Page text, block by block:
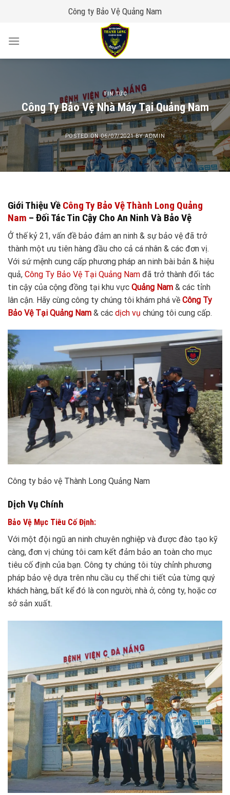
Công ty Bảo Vệ Quảng Nam
TIN TỨC
Công Ty Bảo Vệ Nhà Máy Tại Quảng Nam
POSTED ON06/07/2021BYADMIN
Giới Thiệu Về Công Ty Bảo Vệ Thành Long Quảng
Nam – Đối Tác Tin Cậy Cho An Ninh Và Bảo Vệ
Ở thế kỷ 21, vấn đề bảo đảm an ninh & sự bảo vệ đã trở
thành một ưu tiên hàng đầu cho cả cá nhân & các đơn vị.
Với sứ mệnh cung cấp phương pháp an ninh bài bản & hiệu
quả, Công Ty Bảo Vệ Tại Quảng Nam đã trở thành đối tác
tin cậy của cộng đồng tại khu vực Quảng Nam & các tỉnh
lân cận. Hãy cùng công ty chúng tôi khám phá về Công Ty
Bảo Vệ Tại Quảng Nam & các dịch vụ chúng tôi cung cấp.
Công ty bảo vệ Thành Long Quảng Nam
Dịch Vụ Chính
Bảo Vệ Mục Tiêu Cố Định:
Với một đội ngũ an ninh chuyên nghiệp và được đào tạo kỹ
càng, đơn vị chúng tôi cam kết đảm bảo an toàn cho mục
tiêu cố định của bạn. Công ty chúng tôi tùy chỉnh phương
pháp bảo vệ dựa trên nhu cầu cụ thể chi tiết của từng quý
khách hàng, bất kể đó là con người, nhà ở, công ty, hoặc cơ
sở sản xuất.